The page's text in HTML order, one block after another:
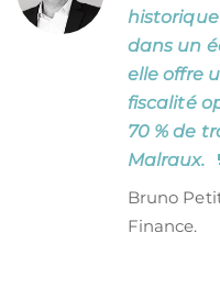
dans un
elle offre
fiscalité
70 % de
Malraux.
Bruno
Finance.